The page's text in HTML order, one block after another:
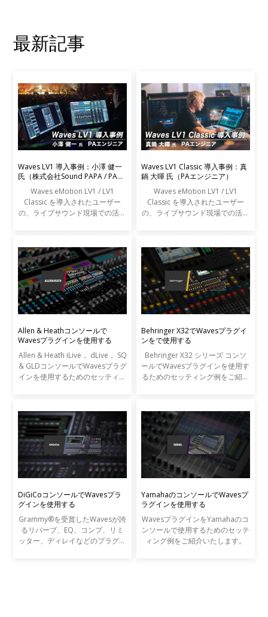
最新記事
Waves LV1 導入事例：小澤 健一
氏（株式会社Sound PAPA / PAエ
Waves eMotion LV1 / LV1
Classic を導入されたユーザー
の、ライブサウンド現場での活用
Waves LV1 Classic 導入事例：真
鍋 大暉 氏（PAエンジニア）
Waves eMotion LV1 / LV1
Classic を導入されたユーザー
の、ライブサウンド現場での活用
Allen & Heathコンソールで
Wavesプラグインを使用する
Allen & Heath iLive， dLive， SQ
& GLDコンソールでWavesプラグ
インを使用するためのセッティン
Behringer X32でWavesプラグイ
ンをで使用する
Behringer X32 シリーズ コンソ
ールでWavesプラグインを使用す
るためのセッティング例をご紹介
DiGiCoコンソールでWavesプラ
グインを使用する
Grammy®を受賞したWavesが誇
るリバーブ、EQ、コンプ、リミ
ッター、ディレイなどのプラグイ
YamahaのコンソールでWavesプ
ラグインを使用する
WavesプラグインをYamahaのコ
ンソールで使用するためのセッテ
ィング例をご紹介いたします。